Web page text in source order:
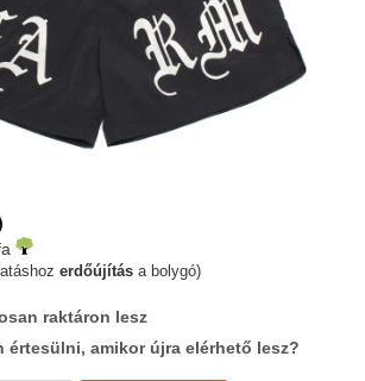
erdőújítás a bolygó)
raktáron lesz
értesülni, amikor újra elérhető lesz?